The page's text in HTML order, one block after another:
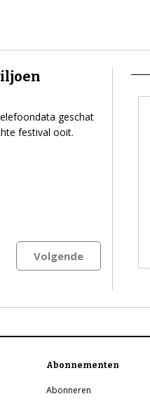
geschat
festival ooit.
Volgende
Abonnementen
Abonneren